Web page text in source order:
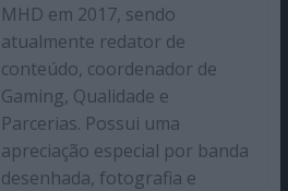
MHD em 2017, sendo
atualmente redator de
conteúdo, coordenador de
Gaming, Qualidade e
Parcerias. Possui uma
apreciação especial por banda
desenhada, fotografia e